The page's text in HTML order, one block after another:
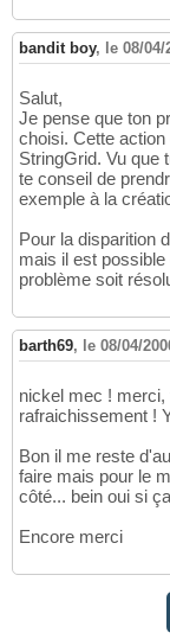
21
22
24
25
}
bandit boy, le 08/
Salut,
Je pense que ton
choisi. Cette
StringGrid. Vu que
te conseil de
exemple à la
Pour la disparition
mais il est
problème soit
barth69, le 08/04/
nickel mec ! merci,
rafraichissement !
Bon il me reste
faire mais pour le
côté... bein oui si
Encore merci